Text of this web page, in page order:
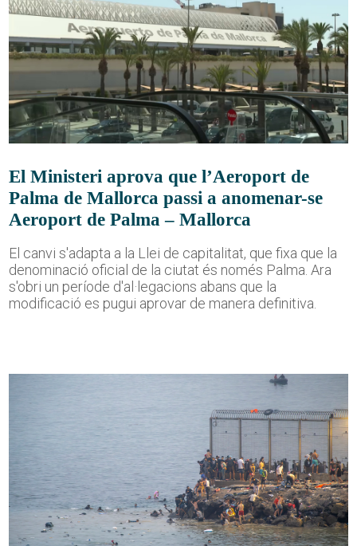
El Ministeri aprova que l’Aeroport de
Palma de Mallorca passi a anomenar-se
Aeroport de Palma – Mallorca
El canvi s'adapta a la Llei de capitalitat, que fixa que la
denominació oficial de la ciutat és només Palma. Ara
s'obri un període d'al·legacions abans que la
modificació es pugui aprovar de manera definitiva.